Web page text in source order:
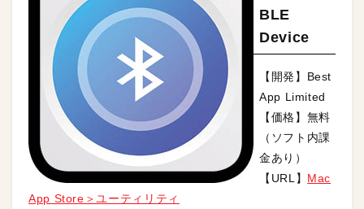
BLE
Device
【開発】Best
App Limited
【価格】無料
（ソフト内課
金あり）
【URL】 Mac
App Store＞ユーティリティ